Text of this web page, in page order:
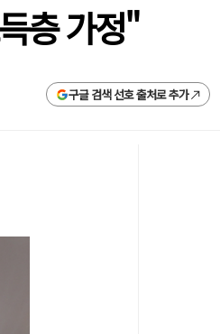
층 가정"
구글 검색 선호 출처로 추가